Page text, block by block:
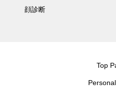
顔診断
Top